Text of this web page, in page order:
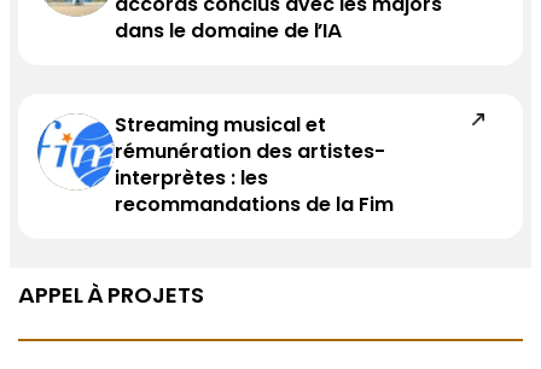
accords conclus avec les majors
dans le domaine de l’IA
Streaming musical et
rémunération des artistes-
interprètes : les
recommandations de la Fim
APPEL À PROJETS